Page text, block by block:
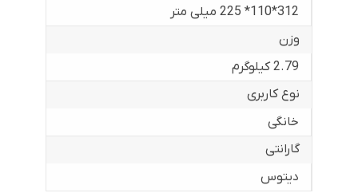
312*110* 225 میلی متر
وزن
2.79 کیلوگرم
نوع کاربری
خانگی
گارانتی
دیتوس